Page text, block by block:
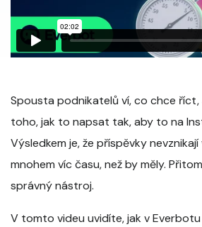
Spousta podnikatelů ví, co chce říct,
toho, jak to napsat tak, aby to na
Výsledkem je, že příspěvky
mnohem víc času, než by měly.
správný nástroj.
V tomto videu uvidíte, jak v